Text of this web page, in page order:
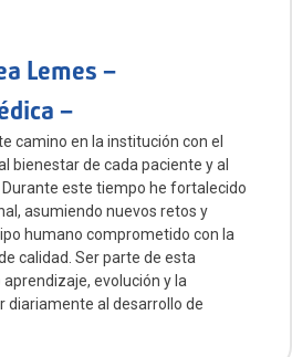
Lemes –
–
camino en la institución con el
bienestar de cada paciente y al
este tiempo he fortalecido
asumiendo nuevos retos y
humano comprometido con la
calidad. Ser parte de esta
evolución y la
diariamente al desarrollo de